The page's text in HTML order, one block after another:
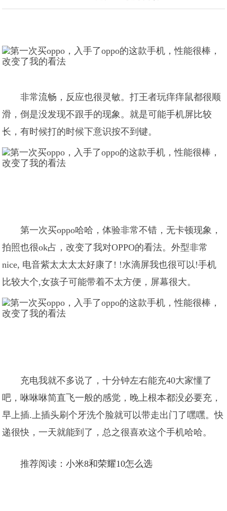
非常流畅，反应也很灵敏。打王者玩痒痒鼠都很顺
滑，倒是没发现不跟手的现象。就是可能手机屏比较
长，有时候打的时候下意识按不到键。
第一次买oppo哈哈，体验非常不错，无卡顿现象，
拍照也很ok占，改变了我对OPPO的看法。外型非常
nice, 电音紫太太太太好康了! !水滴屏我也很可以!手机
比较大个,女孩子可能带着不太方便，屏幕很大。
充电我就不多说了，十分钟左右能充40大家懂了
吧，咻咻咻简直飞一般的感觉，晚上根本都没必要充，
早上插.上插头刷个牙洗个脸就可以带走出门了嘿嘿。快
递很快，一天就能到了，总之很喜欢这个手机哈哈。
推荐阅读：小米8和荣耀10怎么选